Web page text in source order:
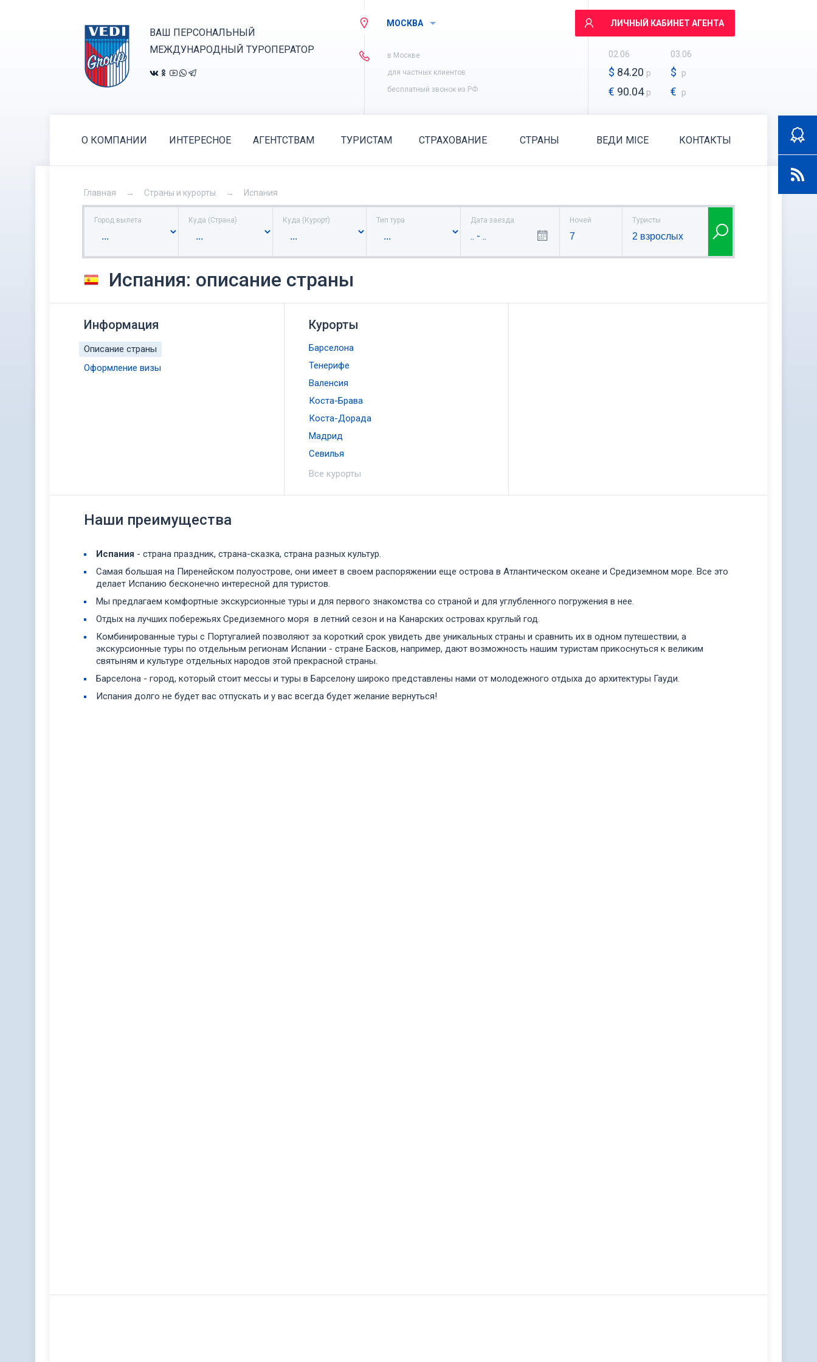
ВАШ ПЕРСОНАЛЬНЫЙ
МЕЖДУНАРОДНЫЙ ТУРОПЕРАТОР
МОСКВА
в Москве
для частных клиентов
бесплатный звонок из РФ
ЛИЧНЫЙ КАБИНЕТ АГЕНТА
02.06
$ 84.20 р
€ 90.04 р
03.06
$ р
€ р
О КОМПАНИИ ИНТЕРЕСНОЕ АГЕНТСТВАМ ТУРИСТАМ СТРАХОВАНИЕ СТРАНЫ ВЕДИ MICE КОНТАКТЫ
Главная Страны и курорты Испания
Город вылета Куда (Страна) Куда (Курорт) Тип тура
.. - ..
Дата заезда
7
Ночей
2 взрослых
Туристы
Испания: описание страны
Информация
Описание страны
Оформление визы
Курорты
Барселона
Тенерифе
Валенсия
Коста-Брава
Коста-Дорада
Мадрид
Севилья
Все курорты
Наши преимущества
Испания - страна праздник, страна-сказка, страна разных культур.
Самая большая на Пиренейском полуострове, они имеет в своем распоряжении еще острова в Атлантическом океане и Средиземном море. Все это
делает Испанию бесконечно интересной для туристов.
Мы предлагаем комфортные экскурсионные туры и для первого знакомства со страной и для углубленного погружения в нее.
Отдых на лучших побережьях Средиземного моря в летний сезон и на Канарских островах круглый год.
Комбинированные туры с Португалией позволяют за короткий срок увидеть две уникальных страны и сравнить их в одном путешествии, а
экскурсионные туры по отдельным регионам Испании - стране Басков, например, дают возможность нашим туристам прикоснуться к великим
святыням и культуре отдельных народов этой прекрасной страны.
Барселона - город, который стоит мессы и туры в Барселону широко представлены нами от молодежного отдыха до архитектуры Гауди.
Испания долго не будет вас отпускать и у вас всегда будет желание вернуться!